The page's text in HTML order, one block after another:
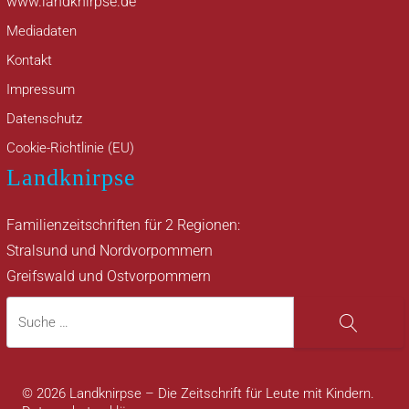
Mediadaten
Kontakt
Impressum
Datenschutz
Cookie-Richtlinie (EU)
Landknirpse
Familienzeitschriften für 2 Regionen:
Stralsund und Nordvorpommern
Greifswald und Ostvorpommern
Suche
Suche
© 2026 Landknirpse – Die Zeitschrift für Leute mit Kindern.